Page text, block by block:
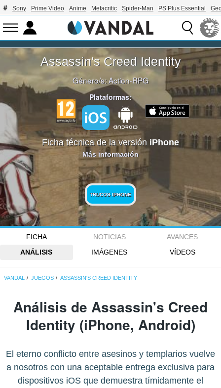
Sony Prime Video Anime Metacritic Spider-Man PS Plus Essential
Assassin's Creed Identity
Género/s:Action-RPG
Plataformas:
Ficha técnica de la versión iPhone
Más información
TRUCOS IPHONE
FICHA NOTICIAS
AVANCES
ANÁLISIS
IMÁGENES VÍDEOS
VANDAL JUEGOS ASSASSIN'S CREED IDENTITY
Análisis de Assassin's Creed
Identity (iPhone, Android)
El eterno conflicto entre asesinos y templarios vuelve
a nosotros con una aceptable entrega exclusiva para
dispositivos iOS que demuestra tímidamente el